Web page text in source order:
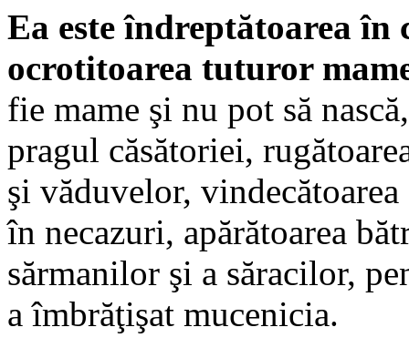
Ea este îndreptătoarea în
ocrotitoarea tuturor
fie mame şi nu pot să
pragul căsătoriei,
şi văduvelor,
în necazuri, apărătoarea
sărmanilor şi a săracilor,
a îmbrăţişat mucenicia.